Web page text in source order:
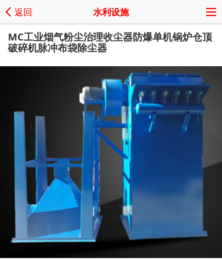
返回 水利设施
MC工业烟气粉尘治理收尘器防爆单机锅炉仓顶
破碎机脉冲布袋除尘器